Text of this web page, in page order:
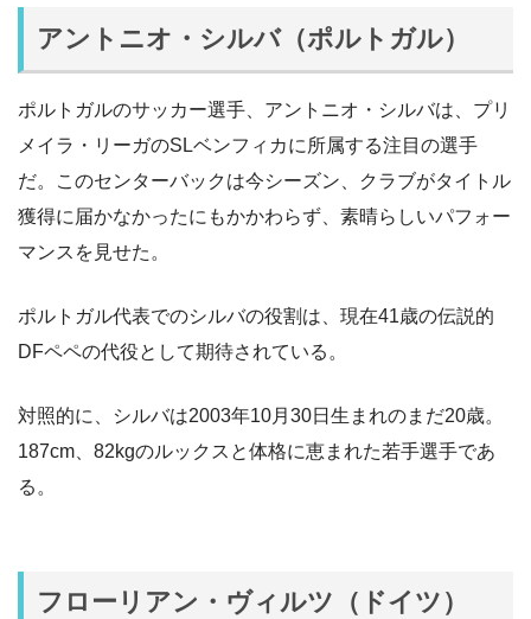
アントニオ・シルバ（ポルトガル）
ポルトガルのサッカー選手、アントニオ・シルバは、プリ
メイラ・リーガのSLベンフィカに所属する注目の選手
だ。このセンターバックは今シーズン、クラブがタイトル
獲得に届かなかったにもかかわらず、素晴らしいパフォー
マンスを見せた。
ポルトガル代表でのシルバの役割は、現在41歳の伝説的
DFペペの代役として期待されている。
対照的に、シルバは2003年10月30日生まれのまだ20歳。
187cm、82kgのルックスと体格に恵まれた若手選手であ
る。
フローリアン・ヴィルツ（ドイツ）